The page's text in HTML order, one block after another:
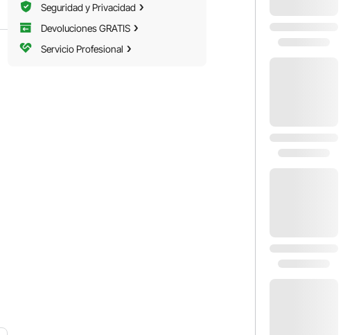
Seguridad y Privacidad
Devoluciones GRATIS
Servicio Profesional